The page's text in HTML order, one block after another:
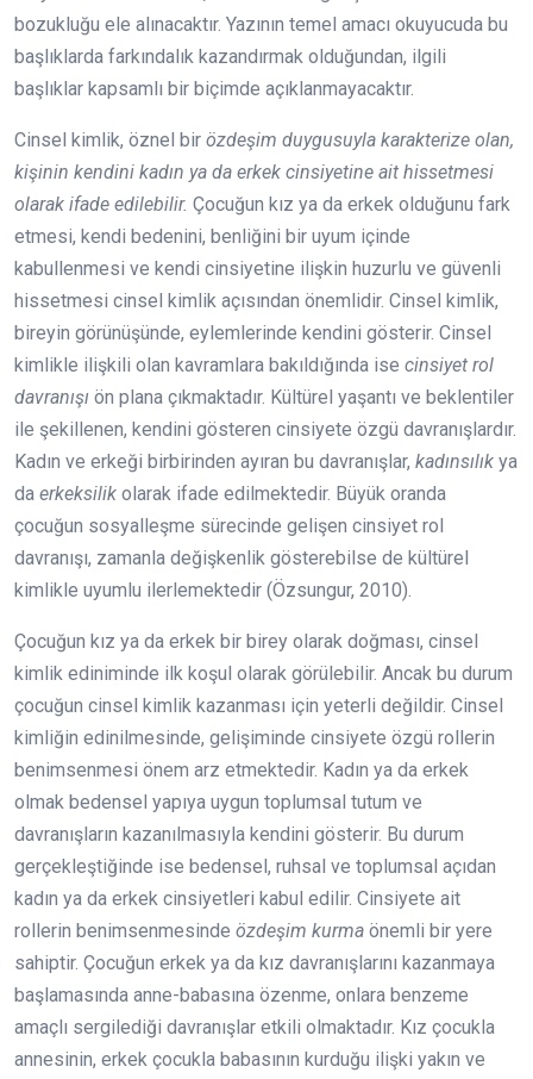
bozukluğu ele alınacaktır. Yazının temel amacı okuyucuda bu
başlıklarda farkındalık kazandırmak olduğundan, ilgili
başlıklar kapsamlı bir biçimde açıklanmayacaktır.
Cinsel kimlik, öznel bir özdeşim duygusuyla karakterize olan,
kişinin kendini kadın ya da erkek cinsiyetine ait hissetmesi
olarak ifade edilebilir. Çocuğun kız ya da erkek olduğunu fark
etmesi, kendi bedenini, benliğini bir uyum içinde
kabullenmesi ve kendi cinsiyetine ilişkin huzurlu ve güvenli
hissetmesi cinsel kimlik açısından önemlidir. Cinsel kimlik,
bireyin görünüşünde, eylemlerinde kendini gösterir. Cinsel
kimlikle ilişkili olan kavramlara bakıldığında ise cinsiyet rol
davranışı ön plana çıkmaktadır. Kültürel yaşantı ve beklentiler
ile şekillenen, kendini gösteren cinsiyete özgü davranışlardır.
Kadın ve erkeği birbirinden ayıran bu davranışlar, kadınsılık ya
da erkeksilik olarak ifade edilmektedir. Büyük oranda
çocuğun sosyalleşme sürecinde gelişen cinsiyet rol
davranışı, zamanla değişkenlik gösterebilse de kültürel
kimlikle uyumlu ilerlemektedir (Özsungur, 2010).
Çocuğun kız ya da erkek bir birey olarak doğması, cinsel
kimlik ediniminde ilk koşul olarak görülebilir. Ancak bu durum
çocuğun cinsel kimlik kazanması için yeterli değildir. Cinsel
kimliğin edinilmesinde, gelişiminde cinsiyete özgü rollerin
benimsenmesi önem arz etmektedir. Kadın ya da erkek
olmak bedensel yapıya uygun toplumsal tutum ve
davranışların kazanılmasıyla kendini gösterir. Bu durum
gerçekleştiğinde ise bedensel, ruhsal ve toplumsal açıdan
kadın ya da erkek cinsiyetleri kabul edilir. Cinsiyete ait
rollerin benimsenmesinde özdeşim kurma önemli bir yere
sahiptir. Çocuğun erkek ya da kız davranışlarını kazanmaya
başlamasında anne-babasına özenme, onlara benzeme
amaçlı sergilediği davranışlar etkili olmaktadır. Kız çocukla
annesinin, erkek çocukla babasının kurduğu ilişki yakın ve